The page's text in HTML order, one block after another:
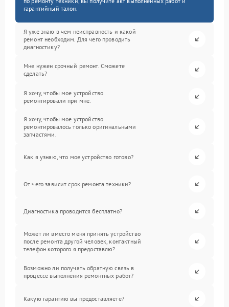
гарантийный талон.
Я уже знаю в чем неисправность и какой
ремонт необходим. Для чего проводить
диагностику?
Мне нужен срочный ремонт. Сможете
сделать?
Я хочу, чтобы мое устройство
ремонтировали при мне.
Я хочу, чтобы мое устройство
ремонтировалось только оригинальными
запчастями.
Как я узнаю, что мое устройство готово?
От чего зависит срок ремонта техники?
Диагностика проводится бесплатно?
Может ли вместо меня принять устройство
после ремонта другой человек, контактный
телефон которого я предоставлю?
Возможно ли получать обратную связь в
процессе выполнения ремонтных работ?
Какую гарантию вы предоставляете?